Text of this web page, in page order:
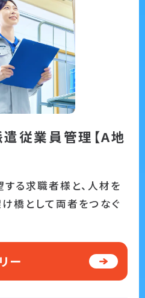
従業員管理【A地
る求職者様と、人材を
橋として両者をつなぐ
ー